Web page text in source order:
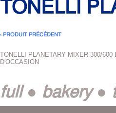
TONELLI
‹ PRODUIT PRÉCÉDENT
TONELLI PLANETARY MIXER 300/600
D'OCCASION
full ● bakery ●